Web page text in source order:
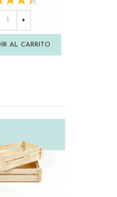
+
AL CARRITO